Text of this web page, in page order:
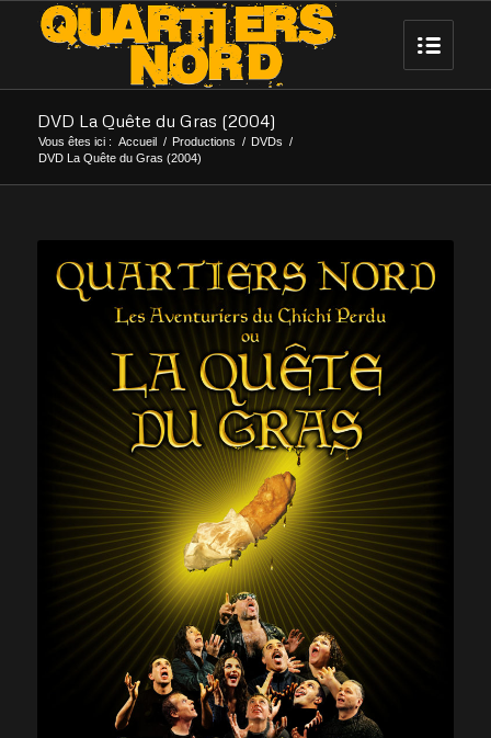
DVD La Quête du Gras (2004)
Vous êtes ici : Accueil / Productions / DVDs /
DVD La Quête du Gras (2004)